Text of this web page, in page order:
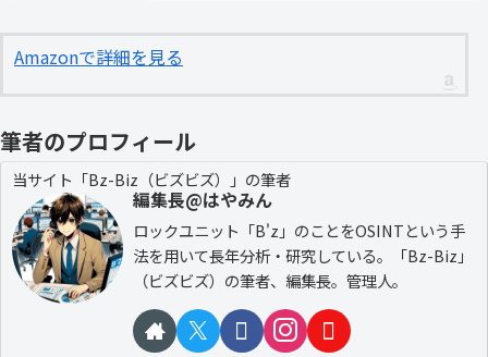
Amazonで詳細を見る
筆者のプロフィール
当サイト「Bz-Biz（ビズビズ）」の筆者
編集長@はやみん
ロックユニット「B'z」のことをOSINTという手
法を用いて長年分析・研究している。「Bz-Biz」
（ビズビズ）の筆者、編集長。管理人。